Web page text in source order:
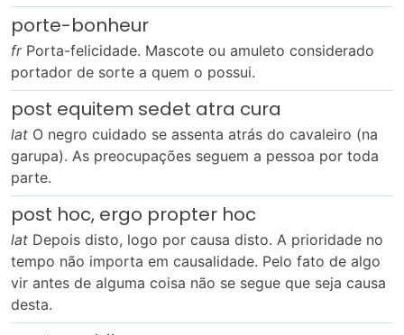
porte-bonheur
frPorta-felicidade. Mascote ou amuleto considerado
portador de sorte a quem o possui.
post equitem sedet atra cura
lat O negro cuidado se assenta atrás do cavaleiro (na
garupa). As preocupações seguem a pessoa por toda
parte.
post hoc, ergo propter hoc
lat Depois disto, logo por causa disto. A prioridade no
tempo não importa em causalidade. Pelo fato de algo
vir antes de alguma coisa não se segue que seja causa
desta.